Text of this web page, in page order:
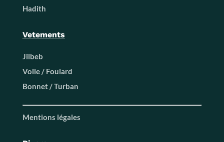
Hadith
Vetements
Jilbeb
Voile / Foulard
Bonnet / Turban
Mentions légales